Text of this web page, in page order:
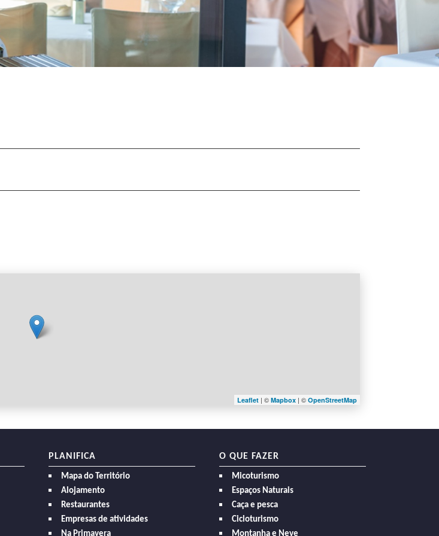
Leaflet | © Mapbox | © OpenStreetMap
PLANIFICA
Mapa do Território
Alojamento
Restaurantes
Empresas de atividades
Na Primavera
O QUE FAZER
Micoturismo
Espaços Naturais
Caça e pesca
Cicloturismo
Montanha e Neve